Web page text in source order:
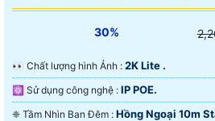
30%
️👀 Chất lượng hình Ảnh : 2K Lite .
⚛️ Sử dụng công nghệ : IP POE.
❈ Tầm Nhìn Ban Đêm : Hồng Ngoại 10m